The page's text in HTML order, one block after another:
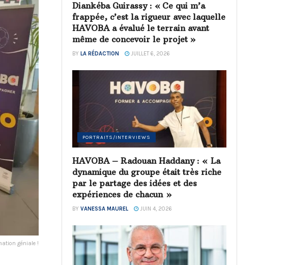
géniale !
Diankéba Guirassy : « Ce qui m’a
frappée, c’est la rigueur avec laquelle
HAVOBA a évalué le terrain avant
même de concevoir le projet »
BY LA RÉDACTION JUILLET 6, 2026
PORTRAITS/INTERVIEWS
HAVOBA – Radouan Haddany : « La
dynamique du groupe était très riche
par le partage des idées et des
expériences de chacun »
BY VANESSA MAUREL JUIN 4, 2026